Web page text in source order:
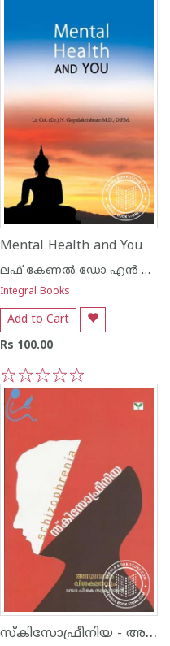
Mental Health and You
ലഫ് കേണല്‍ ഡോ എന്‍ ഗോപാലകൃഷ്നന്‍ എംഡി ഡിപിഎം
Integral Books
Add to Cart
Rs 100.00
5
4
3
2
1
സ്‌കിസോഫ്രീനിയ - അനുഭവവും വിശകലനവും -